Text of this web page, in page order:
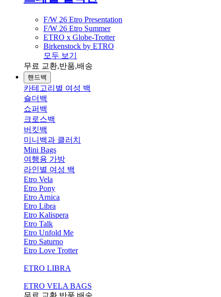
F/W 26 Etro Presentation
F/W 26 Etro Summer
ETRO x Globe-Trotter
Birkenstock by ETRO
모두 보기
무료 교환,반품,배송
핸드백
카테고리별 여성 백
숄더백
쇼퍼백
크로스백
버킷백
미니백과 클러치
Mini Bags
여행용 가방
라인별 여성 백
Etro Vela
Etro Pony
Etro Arnica
Etro Libra
Etro Kalispera
Etro Talk
Etro Unfold Me
Etro Saturno
Etro Love Trotter
ETRO LIBRA
ETRO VELA BAGS
무료 교환,반품,배송